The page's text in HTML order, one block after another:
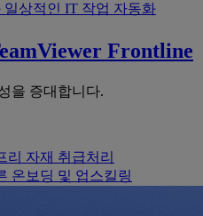
일상적인 IT 작업 자동화
Frontline
을 증대합니다.
리 자재 취급처리
온보딩 및 업스킬링